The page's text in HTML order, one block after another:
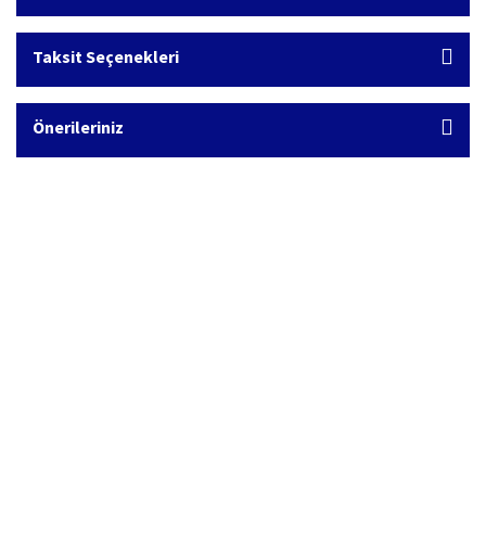
Taksit Seçenekleri
Önerileriniz